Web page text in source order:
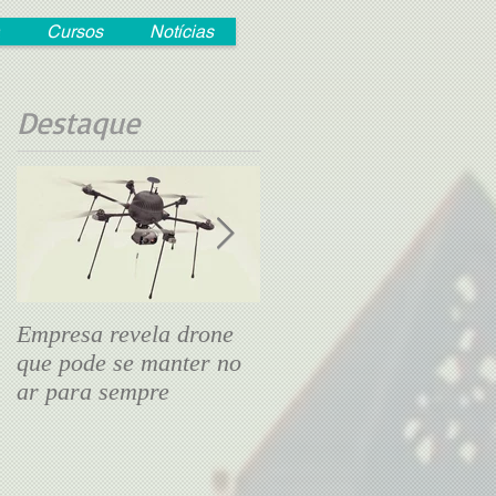
Cursos Notícias
Destaque
Empresa revela drone
que pode se manter no
ar para sempre
Drone tipo avião de
papel transmite voo ao
vivo pelo smartphone